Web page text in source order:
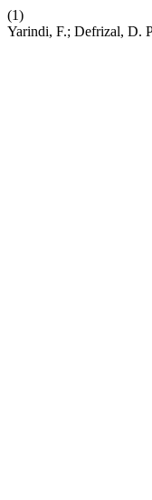
(1)
Yarindi, F.; Defrizal,